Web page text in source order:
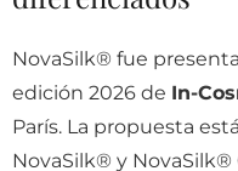
NovaSilk® fue
edición 2026 de In-
París. La propuesta
NovaSilk® y NovaSilk®